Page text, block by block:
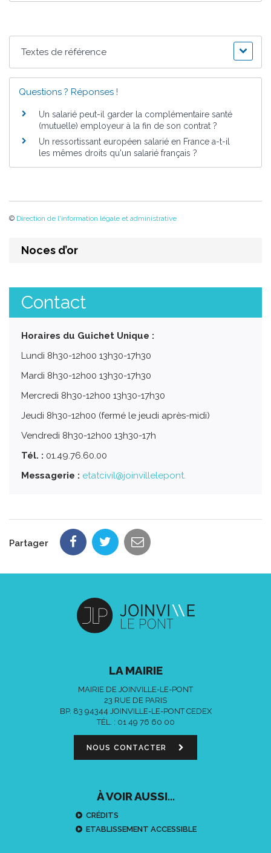
Textes de référence
Questions ? Réponses !
Un salarié peut-il garder la complémentaire santé
(mutuelle) employeur à la fin de son contrat ?
Un ressortissant européen salarié en France a-t-il
les mêmes droits qu'un salarié français ?
© Direction de l'information légale et administrative
Noces d’or
Contact
Horaires du Guichet Unique :
Lundi 8h30-12h00 13h30-17h30
Mardi 8h30-12h00 13h30-17h30
Mercredi 8h30-12h00 13h30-17h30
Jeudi 8h30-12h00 (fermé le jeudi après-midi)
Vendredi 8h30-12h00 13h30-17h
Tél. : 01.49.76.60.00
Messagerie : etatcivil@joinvillelepont.
Partager
LA MAIRIE
MAIRIE DE JOINVILLE-LE-PONT
23 RUE DE PARIS
BP. 83 94344 JOINVILLE-LE-PONT CEDEX
TÉL. : 01 49 76 60 00
NOUS CONTACTER
À VOIR AUSSI...
CRÉDITS
ETABLISSEMENT ACCESSIBLE